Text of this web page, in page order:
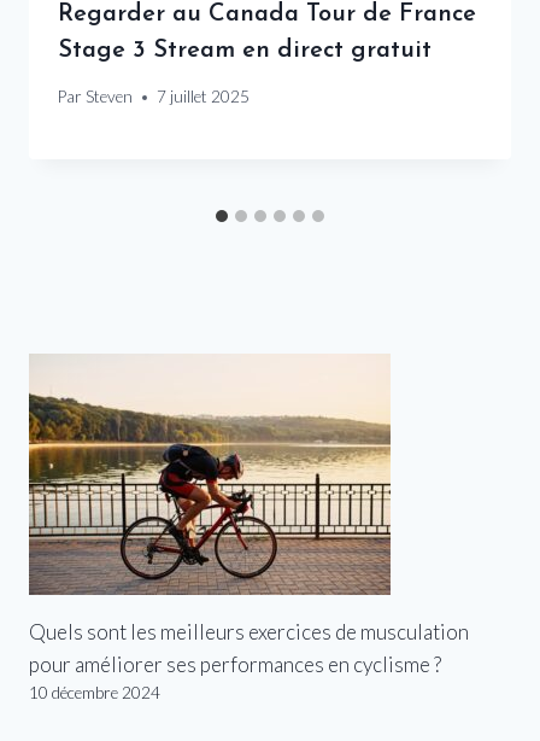
Regarder au Canada Tour de France
Stage 3 Stream en direct gratuit
Par Steven 7 juillet 2025
Quels sont les meilleurs exercices de musculation
pour améliorer ses performances en cyclisme ?
10 décembre 2024